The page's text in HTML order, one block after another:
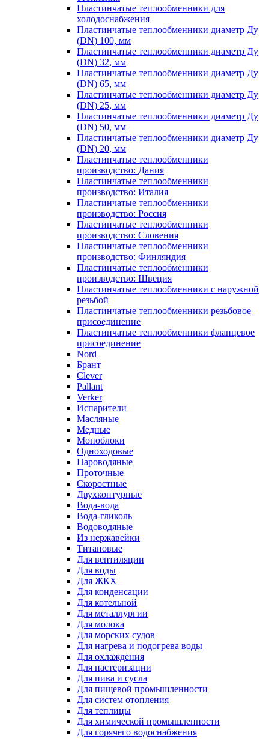
Пластинчатые теплообменники для
холодоснабжения
Пластинчатые теплообменники диаметр Ду
(DN) 100, мм
Пластинчатые теплообменники диаметр Ду
(DN) 32, мм
Пластинчатые теплообменники диаметр Ду
(DN) 65, мм
Пластинчатые теплообменники диаметр Ду
(DN) 25, мм
Пластинчатые теплообменники диаметр Ду
(DN) 50, мм
Пластинчатые теплообменники диаметр Ду
(DN) 20, мм
Пластинчатые теплообменники
производство: Дания
Пластинчатые теплообменники
производство: Италия
Пластинчатые теплообменники
производство: Россия
Пластинчатые теплообменники
производство: Словения
Пластинчатые теплообменники
производство: Финляндия
Пластинчатые теплообменники
производство: Швеция
Пластинчатые теплообменники с наружной
резьбой
Пластинчатые теплообменники резьбовое
присоединение
Пластинчатые теплообменники фланцевое
присоединение
Nord
Брант
Clever
Pallant
Verker
Испарители
Масляные
Медные
Моноблоки
Одноходовые
Пароводяные
Проточные
Скоростные
Двухконтурные
Вода-вода
Вода-гликоль
Водоводяные
Из нержавейки
Титановые
Для вентиляции
Для воды
Для ЖКХ
Для конденсации
Для котельной
Для металлургии
Для молока
Для морских судов
Для нагрева и подогрева воды
Для охлаждения
Для пастеризации
Для пива и сусла
Для пищевой промышленности
Для систем отопления
Для теплицы
Для химической промышленности
Для горячего водоснабжения